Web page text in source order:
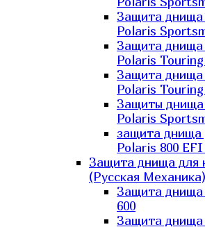
Защита днища
Polaris
Защита днища
Polaris Touring
Защита днища
Polaris
Защиты днища
Polaris
защита днища
Polaris 800 EFI
Защита днища для
(Русская Механика)
Защита днища
600
Защита днища